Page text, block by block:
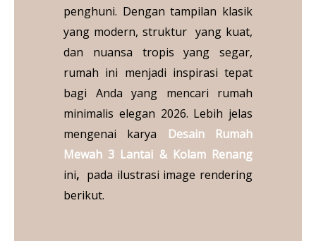
penghuni. Dengan tampilan klasik
yang modern, struktur yang kuat,
dan nuansa tropis yang segar,
rumah ini menjadi inspirasi tepat
bagi Anda yang mencari rumah
minimalis elegan 2026. Lebih jelas
mengenai karya Desain Rumah
Mewah 3 Lantai & Kolam Renang
ini, pada ilustrasi image rendering
berikut.